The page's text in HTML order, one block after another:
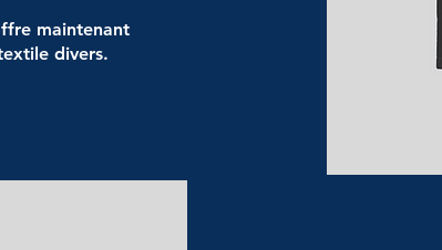
maintenant
divers.